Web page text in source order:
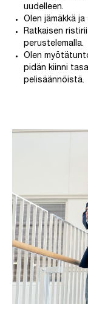
uudelleen.
Olen jämäkkä
Ratkaisen
perustelemalla.
Olen
pidän kiinni
pelisäännöistä.